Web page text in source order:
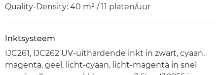
Quality-Density: 40 m² / 11 platen/uur
Inktsysteem
IJC261, IJC262 UV-uithardende inkt in zwart, cyaan,
magenta, geel, licht-cyaan, licht-magenta in snel